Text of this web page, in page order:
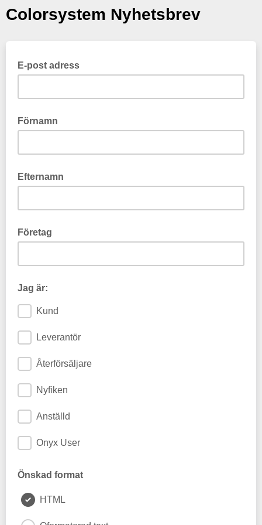
Colorsystem Nyhetsbrev
E-post adress
Förnamn
Efternamn
Företag
Jag är:
Kund
Leverantör
Återförsäljare
Nyfiken
Anställd
Onyx User
Önskad format
HTML